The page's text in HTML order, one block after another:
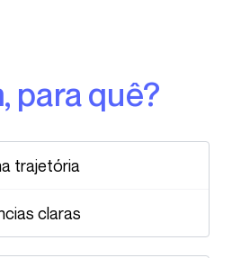
para quê?
trajetória
claras